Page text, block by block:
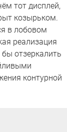
тот дисплей,
козырьком.
в лобовом
реализация
отзеркалить
контурной